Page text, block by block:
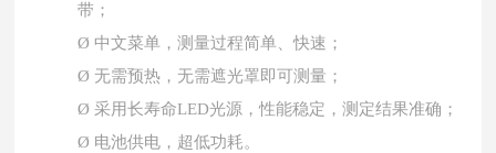
带；
Ø 中文菜单，测量过程简单、快速；
Ø 无需预热，无需遮光罩即可测量；
Ø 采用长寿命LED光源，性能稳定，测定结果准确；
Ø 电池供电，超低功耗。